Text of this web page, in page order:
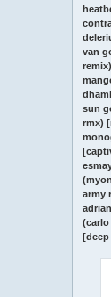
van
sun
rmx)
army
(carlo